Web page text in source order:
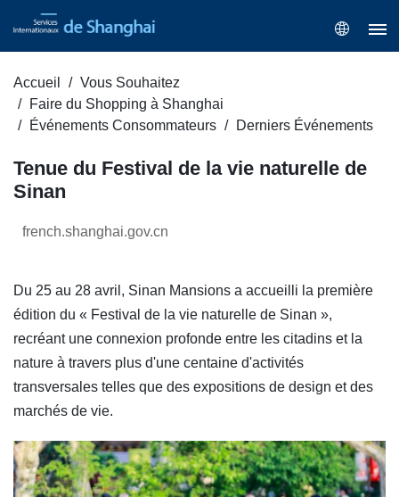
Accueil
Vous Souhaitez
Faire du Shopping à Shanghai
Événements Consommateurs
Derniers Événements
Tenue du Festival de la vie naturelle de
Sinan
french.shanghai.gov.cn
Du 25 au 28 avril, Sinan Mansions a accueilli la première
édition du « Festival de la vie naturelle de Sinan »,
recréant une connexion profonde entre les citadins et la
nature à travers plus d'une centaine d'activités
transversales telles que des expositions de design et des
marchés de vie.